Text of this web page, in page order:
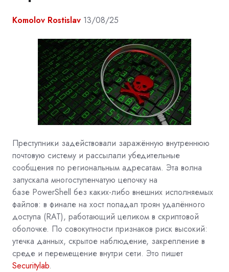
Komolov Rostislav 13/08/25
Преступники задействовали заражённую внутреннюю
почтовую систему и рассылали убедительные
сообщения по региональным адресатам. Эта волна
запускала многоступенчатую цепочку на
базе PowerShell без каких-либо внешних исполняемых
файлов: в финале на хост попадал троян удалённого
доступа (RAT), работающий целиком в скриптовой
оболочке. По совокупности признаков риск высокий:
утечка данных, скрытое наблюдение, закрепление в
среде и перемещение внутри сети. Это пишет
Securitylab.